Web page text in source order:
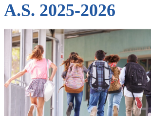
A.S. 2025-2026